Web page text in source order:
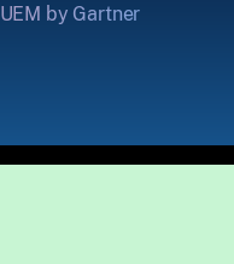
UEM by Gartner